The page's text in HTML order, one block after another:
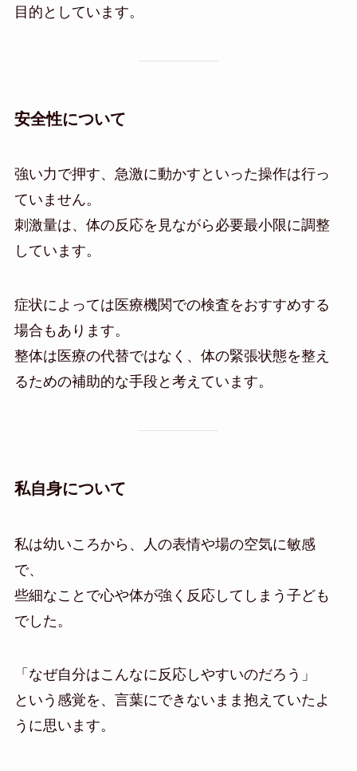
目的としています。
安全性について
強い力で押す、急激に動かすといった操作は行っ
ていません。
刺激量は、体の反応を見ながら必要最小限に調整
しています。
症状によっては医療機関での検査をおすすめする
場合もあります。
整体は医療の代替ではなく、体の緊張状態を整え
るための補助的な手段と考えています。
私自身について
私は幼いころから、人の表情や場の空気に敏感
で、
些細なことで心や体が強く反応してしまう子ども
でした。
「なぜ自分はこんなに反応しやすいのだろう」
という感覚を、言葉にできないまま抱えていたよ
うに思います。